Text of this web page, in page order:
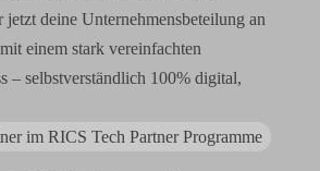
jetzt deine Unternehmensbeteilung an
einem stark vereinfachten
– selbstverständlich 100% digital,